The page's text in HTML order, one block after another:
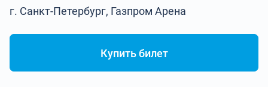
г. Санкт-Петербург, Газпром Арена
Купить билет